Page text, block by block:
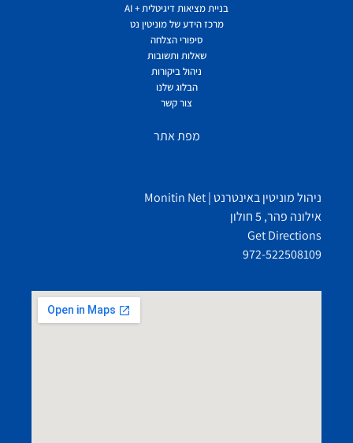
בניית מציאות דיגיטלית + AI
מרכז הידע של מוניטין נט
סיפורי הצלחה
שאלות ותשובות
ניהול ביקורות
הבלוג שלנו
צור קשר
מפת אתר
ניהול מוניטין באינטרנט | Monitin Net
אילונה פהר, 5 חולון
Get Directions
972-522508109